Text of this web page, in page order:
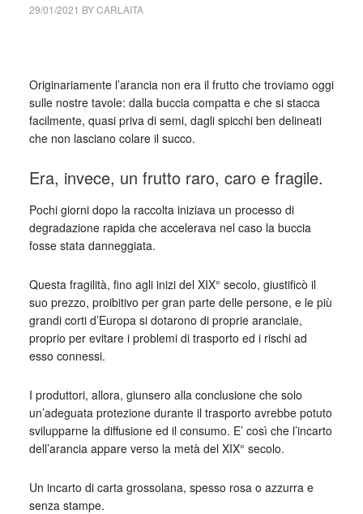
29/01/2021 BYCARLAITA
Originariamente l’arancia non era il frutto che troviamo oggi
sulle nostre tavole: dalla buccia compatta e che si stacca
facilmente, quasi priva di semi, dagli spicchi ben delineati
che non lasciano colare il succo.
Era, invece, un frutto raro, caro e fragile.
Pochi giorni dopo la raccolta iniziava un processo di
degradazione rapida che accelerava nel caso la buccia
fosse stata danneggiata.
Questa fragilità, fino agli inizi del XIX° secolo, giustificò il
suo prezzo, proibitivo per gran parte delle persone, e le più
grandi corti d’Europa si dotarono di proprie aranciaie,
proprio per evitare i problemi di trasporto ed i rischi ad
esso connessi.
I produttori, allora, giunsero alla conclusione che solo
un’adeguata protezione durante il trasporto avrebbe potuto
svilupparne la diffusione ed il consumo. E’ così che l’incarto
dell’arancia appare verso la metà del XIX° secolo.
Un incarto di carta grossolana, spesso rosa o azzurra e
senza stampe.